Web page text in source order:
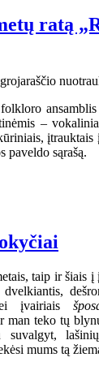
ratą
–
paveldo sąrašą.
taip ir šiais į
įvairiais
man teko tų
mums tą